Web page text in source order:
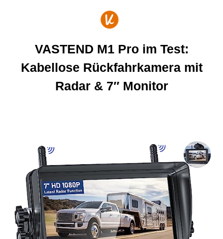
VASTEND M1 Pro im Test:
Kabellose Rückfahrkamera mit
Radar & 7″ Monitor